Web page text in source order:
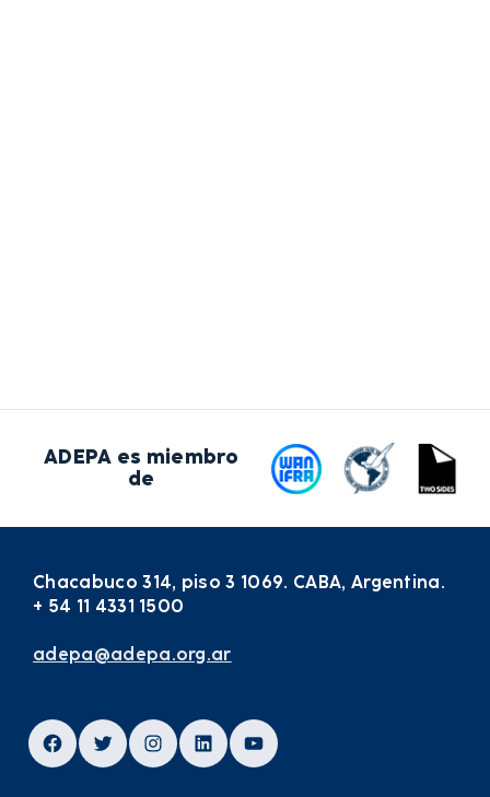
ADEPA es miembro
de
Chacabuco 314, piso 3 1069. CABA, Argentina.
+ 54 11 4331 1500
adepa@adepa.org.ar
Facebook
TwitterInstagram
LinkedInYouTube